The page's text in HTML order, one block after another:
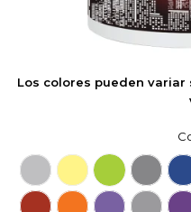
Los colores pueden